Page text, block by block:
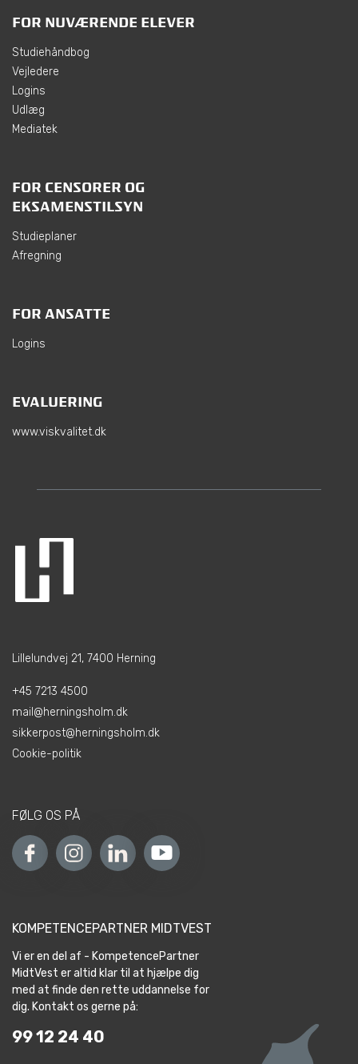
FOR NUVÆRENDE ELEVER
Studiehåndbog
Vejledere
Logins
Udlæg
Mediatek
FOR CENSORER OG
EKSAMENSTILSYN
Studieplaner
Afregning
FOR ANSATTE
Logins
EVALUERING
www.viskvalitet.dk
Lillelundvej 21, 7400 Herning
+45 7213 4500
mail@herningsholm.dk
sikkerpost@herningsholm.dk
Cookie-politik
FØLG OS PÅ
KOMPETENCEPARTNER MIDTVEST
Vi er en del af - KompetencePartner
MidtVest er altid klar til at hjælpe dig
med at finde den rette uddannelse for
dig. Kontakt os gerne på:
99 12 24 40